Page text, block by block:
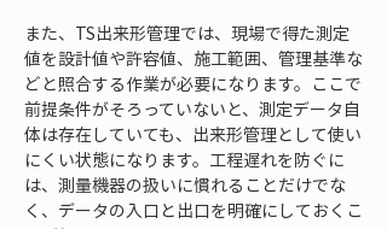
また、TS出来形管理では、現場で得た測定
値を設計値や許容値、施工範囲、管理基準な
どと照合する作業が必要になります。ここで
前提条件がそろっていないと、測定データ自
体は存在していても、出来形管理として使い
にくい状態になります。工程遅れを防ぐに
は、測量機器の扱いに慣れることだけでな
く、データの入口と出口を明確にしておくこ